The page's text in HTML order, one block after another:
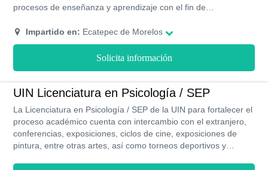
procesos de enseñanza y aprendizaje con el fin de
profundizar el aprendizaje. este diplomado tiene una gran
ventaja gracias a la modalidad de estudio que te ofrece
ademas tendras la experiencia completa de disfrutar sus
campus e instalaciones desde aulas, áreas deportivas
tiempo que tomara conseguir tu titulo en diplomado en
Impartido en: Ecatepec de Morelos
Solicita información
UIN Licenciatura en Psicología / SEP
La Licenciatura en Psicología / SEP de la UIN para fortalecer el
proceso académico cuenta con intercambio con el extranjero,
conferencias, exposiciones, ciclos de cine, exposiciones de
pintura, entre otras artes, así como torneos deportivos y